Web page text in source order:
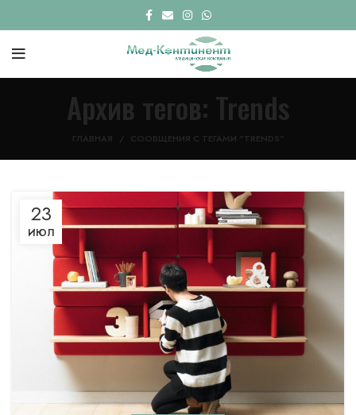
Архив тегов: Trends
ГЛАВНАЯ СООБЩЕНИЯ С ТЕГАМИ "TRENDS"
23
ИЮЛ